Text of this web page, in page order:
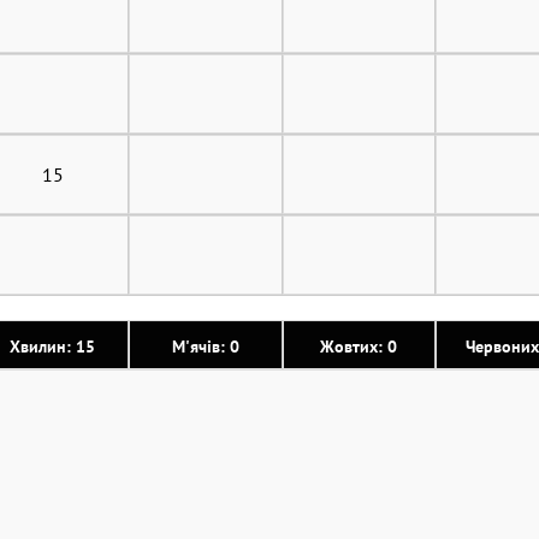
Хвилин: 15 М'ячів: 0 Жовтих: 0
15